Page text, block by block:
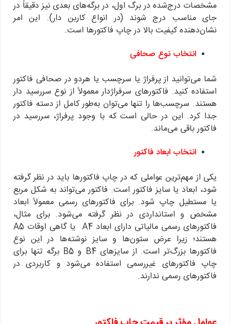
مشخصات درج‌شده در برگ اول، در برگه‌های بعدی نیز دقیقاً در
جای مناسب درج شوند (در انواع کاربن دار). این امر
نشان‌دهنده کیفیت بالا در چاپ فاکتورها است.
انتخاب نوع صحافی
شما می‌توانید از پرفراژ یا سرچسب یا هردو در صحافی فاکتور
استفاده کنید. فاکتورهای سرفراژدار معمولاً از نوع سررسید دار
هستند. سرچسب‌ها را تنها می‌توان به‌طور کامل از دسته فاکتور
جدا کرد. این در حالی است که با وجود پرفراژ، سررسید در
فاکتور باقی می‌ماند.
انتخاب ابعاد فاکتور
یکی از مهم‌ترین عواملی که در چاپ فاکتورها باید در نظر گرفته
شود، ابعاد یا سایز فاکتور است. فاکتور می‌تواند به شکل مربع
یا مستطیل چاپ شود. برای فاکتورهای رسمی معمولاً ابعاد
مشخص و استانداردی در نظر گرفته می‌شود. برای مثال،
فاکتورهای رسمی مالیاتی دارای ابعاد A4 یا گاهی اوقات A5
هستند؛ زیرا عرض ستون‌ها و سایز نوشته‌ها در این نوع
فاکتورها بزرگ‌تر است. از سایزهای B4 و B5 برگه تنها برای
چاپ فاکتورهای غیررسمی استفاده می‌شود و کاربردی در
فاکتورهای رسمی ندارند.